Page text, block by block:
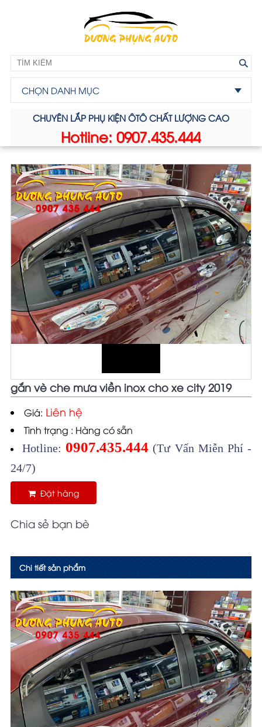
CHỌN DANH MỤC
CHUYÊN LẮP PHỤ KIỆN ÔTÔ CHẤT LƯỢNG CAO
Hotline: 0907.435.444
gắn vè che mưa viền inox cho xe city 2019
Giá: Liên hệ
Tình trạng : Hàng có sẵn
Hotline: 0907.435.444 (Tư Vấn Miễn Phí -
24/7)
Đặt hàng
Chia sẻ bạn bè
Chi tiết sản phẩm